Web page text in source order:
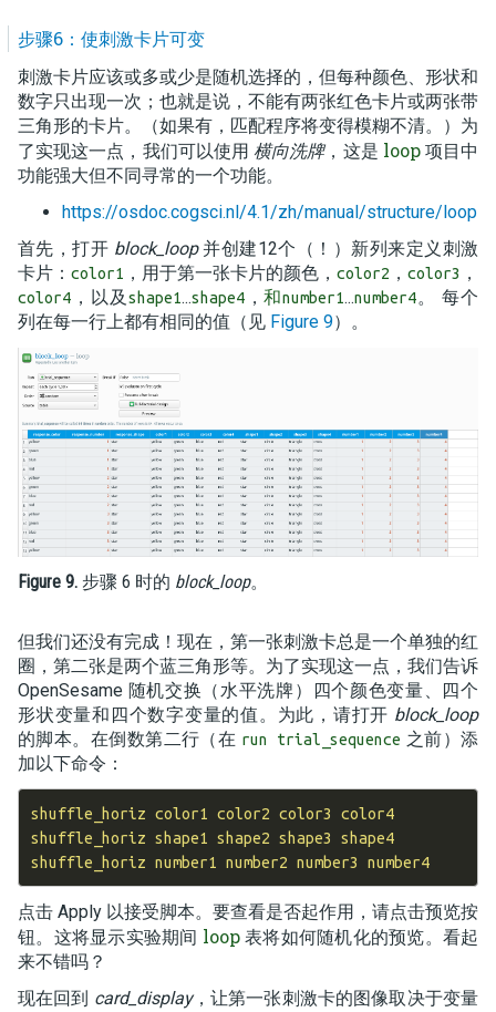
步骤6：使刺激卡片可变
刺激卡片应该或多或少是随机选择的，但每种颜色、形状和
数字只出现一次；也就是说，不能有两张红色卡片或两张带
三角形的卡片。（如果有，匹配程序将变得模糊不清。）为
了实现这一点，我们可以使用横向洗牌，这是 loop项目中
功能强大但不同寻常的一个功能。
https://osdoc.cogsci.nl/4.1/zh/manual/structure/loop
首先，打开 block_loop并创建12个（！）新列来定义刺激
卡片： color1 ，用于第一张卡片的颜色， color2 ， color3 ，
color4 ，以及 shape1...shape4，和number1...number4。 每个
列在每一行上都有相同的值（见 Figure 9）。
Figure 9. 步骤 6 时的 block_loop。
但我们还没有完成！现在，第一张刺激卡总是一个单独的红
圈，第二张是两个蓝三角形等。为了实现这一点，我们告诉
OpenSesame 随机交换（水平洗牌）四个颜色变量、四个
形状变量和四个数字变量的值。为此，请打开 block_loop
的脚本。在倒数第二行（在 run trial_sequence 之前）添
加以下命令：
shuffle_horiz color1 color2 color3 color4
shuffle_horiz shape1 shape2 shape3 shape4
shuffle_horiz number1 number2 number3 number4
点击 Apply 以接受脚本。要查看是否起作用，请点击预览按
钮。这将显示实验期间 loop表将如何随机化的预览。看起
来不错吗？
现在回到 card_display，让第一张刺激卡的图像取决于变量